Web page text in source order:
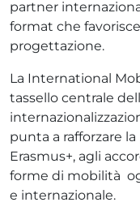
partner
format che
progettazione.
La International
tassello centrale
punta a rafforzare
Erasmus+, agli
forme di mobilità
e internazionale.